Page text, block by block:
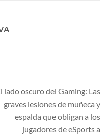
lado oscuro del Gaming: Las
graves lesiones de muñeca y
espalda que obligan a los
jugadores de eSports a